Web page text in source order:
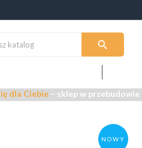

– sklep w przebudowie –
NOWY